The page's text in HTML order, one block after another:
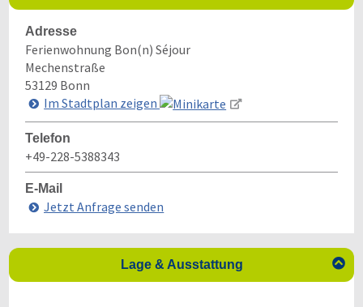
Adresse
Ferienwohnung Bon(n) Séjour
Mechenstraße
53129 Bonn
Im Stadtplan zeigen
Telefon
+49-228-5388343
E-Mail
Jetzt Anfrage senden
Lage & Ausstattung 